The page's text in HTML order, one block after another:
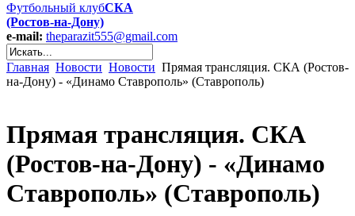
Футбольный клубСКА
(Ростов-на-Дону)
e-mail: theparazit555@gmail.com
Главная Новости Новости Прямая трансляция. СКА (Ростов-
на-Дону) - «Динамо Ставрополь» (Ставрополь)
Прямая трансляция. СКА
(Ростов-на-Дону) - «Динамо
Ставрополь» (Ставрополь)